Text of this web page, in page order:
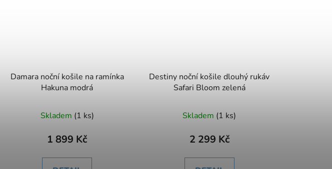
Damara noční košile na ramínka
Hakuna modrá
Skladem (1 ks)
1 899 Kč
Destiny noční košile dlouhý rukáv
Safari Bloom zelená
Skladem (1 ks)
2 299 Kč